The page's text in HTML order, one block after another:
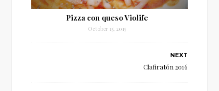
Pizza con queso Violife
October 15, 2015
NEXT
Clafiratón 2016